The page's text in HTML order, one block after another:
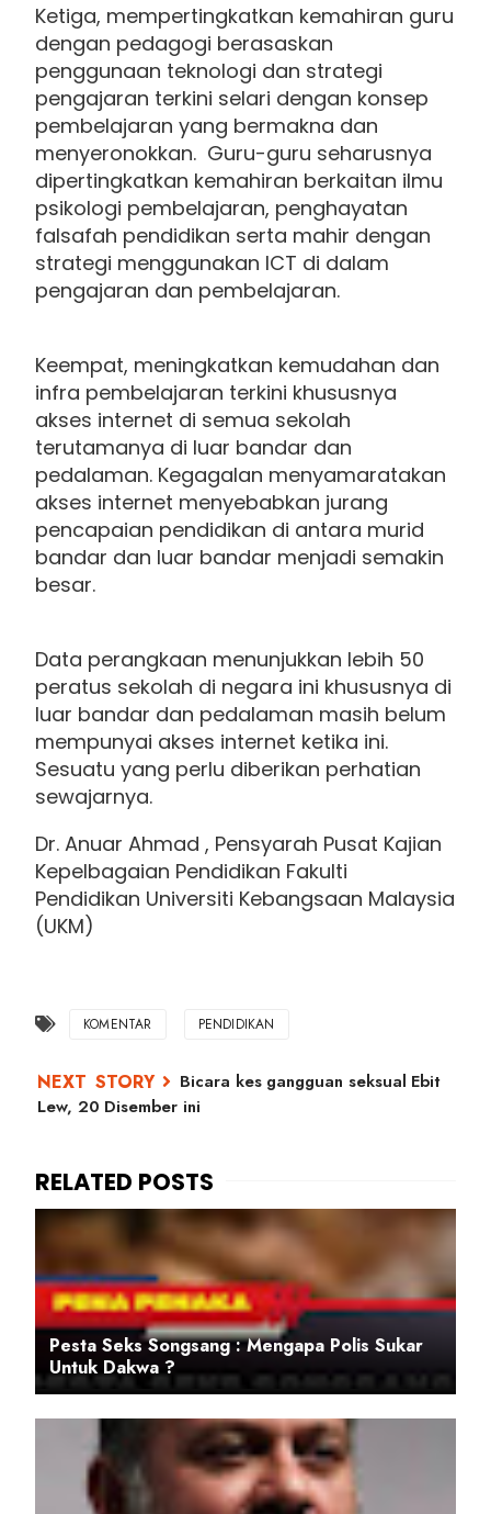
Ketiga, mempertingkatkan kemahiran guru
dengan pedagogi berasaskan
penggunaan teknologi dan strategi
pengajaran terkini selari dengan konsep
pembelajaran yang bermakna dan
menyeronokkan. Guru-guru seharusnya
dipertingkatkan kemahiran berkaitan ilmu
psikologi pembelajaran, penghayatan
falsafah pendidikan serta mahir dengan
strategi menggunakan ICT di dalam
pengajaran dan pembelajaran.
Keempat, meningkatkan kemudahan dan
infra pembelajaran terkini khususnya
akses internet di semua sekolah
terutamanya di luar bandar dan
pedalaman. Kegagalan menyamaratakan
akses internet menyebabkan jurang
pencapaian pendidikan di antara murid
bandar dan luar bandar menjadi semakin
besar.
Data perangkaan menunjukkan lebih 50
peratus sekolah di negara ini khususnya di
luar bandar dan pedalaman masih belum
mempunyai akses internet ketika ini.
Sesuatu yang perlu diberikan perhatian
sewajarnya.
Dr. Anuar Ahmad , Pensyarah Pusat Kajian
Kepelbagaian Pendidikan Fakulti
Pendidikan Universiti Kebangsaan Malaysia
(UKM)
KOMENTAR PENDIDIKAN
Bicara kes gangguan seksual Ebit
Lew, 20 Disember ini
Pesta Seks Songsang : Mengapa Polis Sukar
Untuk Dakwa ?